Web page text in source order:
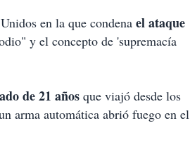
en la que condena el ataque
y el concepto de 'supremacía
de 21 años que viajó desde los
arma automática abrió fuego en el